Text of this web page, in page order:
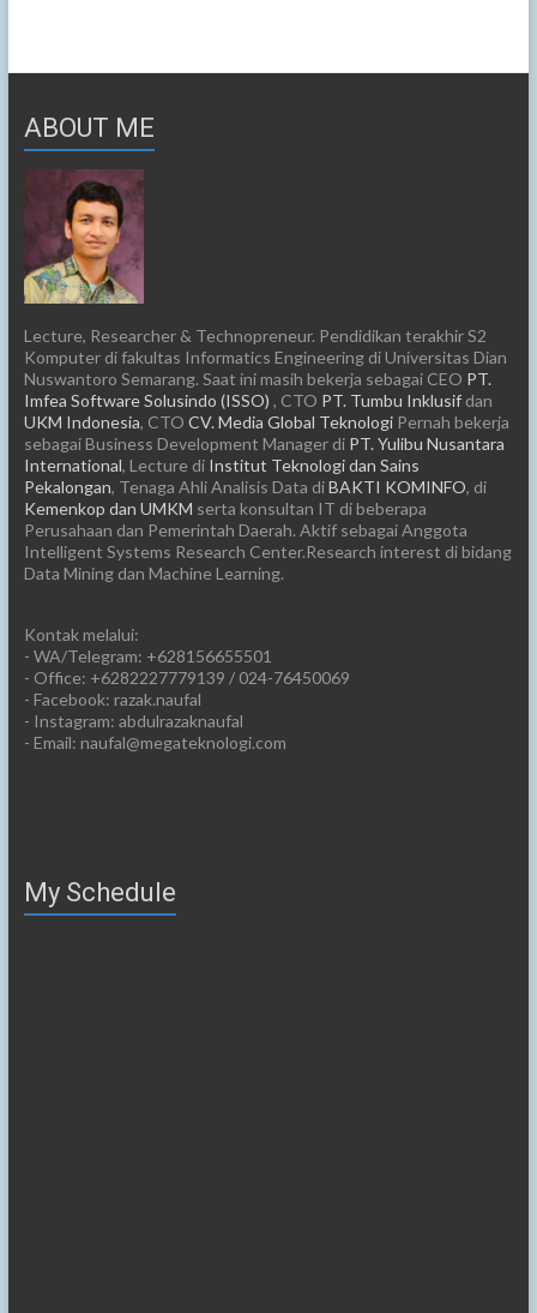
ABOUT ME
Lecture, Researcher & Technopreneur. Pendidikan terakhir S2
Komputer di fakultas Informatics Engineering di Universitas Dian
Nuswantoro Semarang. Saat ini masih bekerja sebagai CEO PT.
Imfea Software Solusindo (ISSO) , CTO PT. Tumbu Inklusifdan
UKM Indonesia, CTO CV. Media Global TeknologiPernah bekerja
sebagai Business Development Manager di PT. Yulibu Nusantara
International, Lecture di Institut Teknologi dan Sains
Pekalongan, Tenaga Ahli Analisis Data diBAKTI KOMINFO, di
Kemenkop dan UMKM serta konsultan IT di beberapa
Perusahaan dan Pemerintah Daerah. Aktif sebagai Anggota
Intelligent Systems Research Center.Research interest di bidang
Data Mining dan Machine Learning.
Kontak melalui:
- WA/Telegram: +628156655501
- Office: +6282227779139 / 024-76450069
- Facebook: razak.naufal
- Instagram: abdulrazaknaufal
- Email: naufal@megateknologi.com
My Schedule